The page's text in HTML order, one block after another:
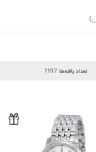
تعداد یافته‌ها:1197